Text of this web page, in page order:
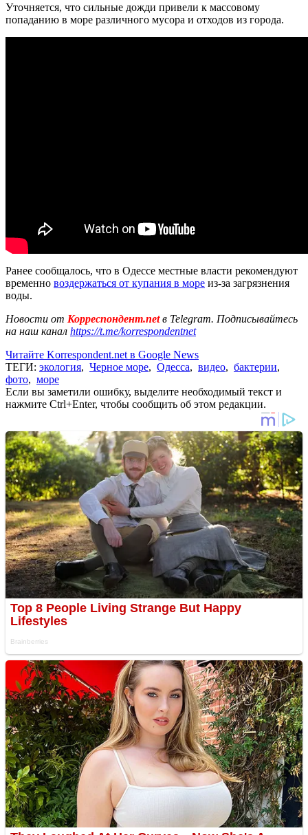
Уточняется, что сильные дожди привели к массовому
попаданию в море различного мусора и отходов из города.
Ранее сообщалось, что в Одессе местные власти рекомендуют
временно воздержаться от купания в море из-за загрязнения
воды.
Новости от Корреспондент.netв Telegram. Подписывайтесь
на наш канал https://t.me/korrespondentnet
Читайте Korrespondent.net в Google News
ТЕГИ: экология, Черное море, Одесса, видео, бактерии,
фото, море
Если вы заметили ошибку, выделите необходимый текст и
нажмите Ctrl+Enter, чтобы сообщить об этом редакции.